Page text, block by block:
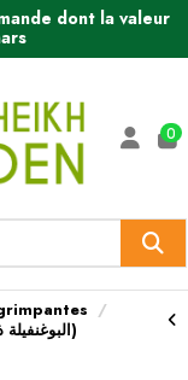
dont la valeur
0
Bougainvillier à fleur rose (البوغنفيلة ذات الزهرة الوردية)